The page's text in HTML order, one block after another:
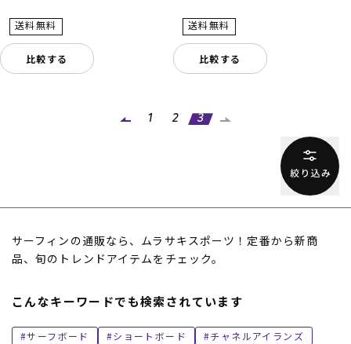
比較する 比較する
1 2 3
サーフィンの通販なら、ムラサキスポーツ！定番から新商
品、旬のトレンドアイテムをチェック。
こんなキーワードでも検索されています
サーフボード ショートボード
チャネルアイランズ